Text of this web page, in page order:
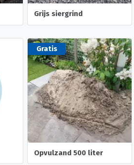
Grijs siergrind
Gratis
Opvulzand 500 liter